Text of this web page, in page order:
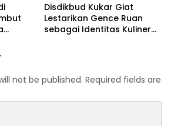
Disdikbud Kukar Giat
Lestarikan Gence Ruan
sebagai Identitas Kuliner
not be published. Required fields are